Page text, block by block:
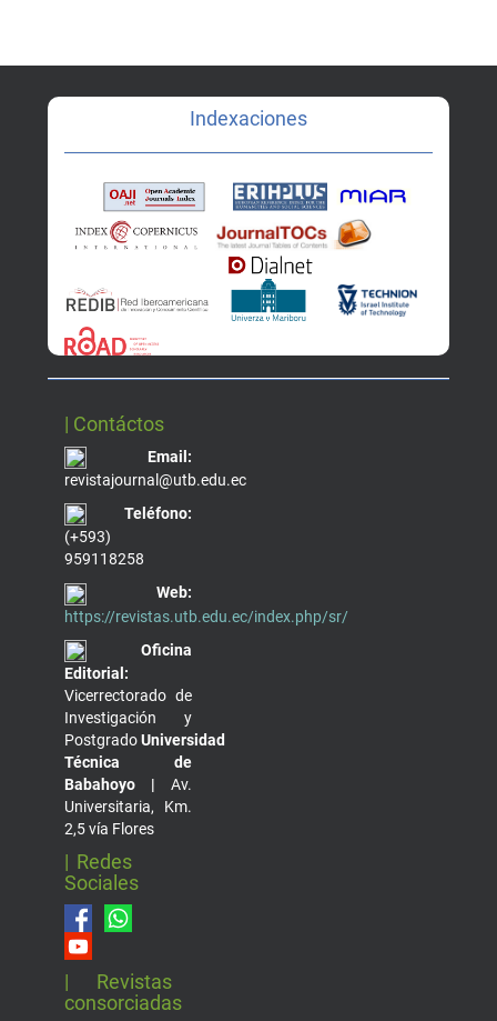
Indexaciones
| Contáctos
Email:
revistajournal@utb.edu.ec
Teléfono:
(+593)
959118258
Web:
https://revistas.utb.edu.ec/index.php/sr/
Oficina
Editorial:
Vicerrectorado de
Investigación y
PostgradoUniversidad
Técnica de
Babahoyo | Av.
Universitaria, Km.
2,5 vía Flores
| Redes
Sociales
| Revistas
consorciadas